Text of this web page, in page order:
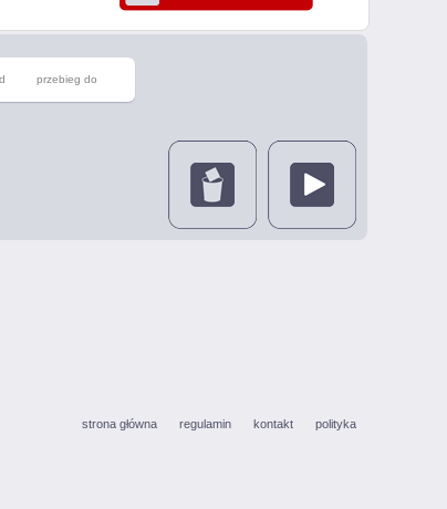
przebieg do
strona główna regulamin kontakt polityka